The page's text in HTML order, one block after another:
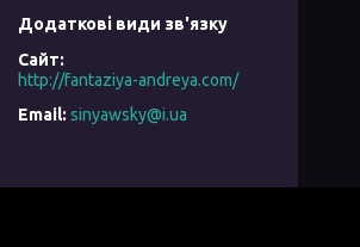
http://fantaziya-andreya.com/
sinyawsky@i.ua